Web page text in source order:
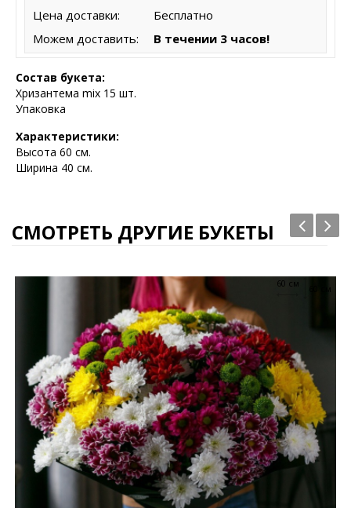
Цена доставки:
Бесплатно
Можем доставить:
В течении 3 часов!
Состав букета:
Хризантема mix 15 шт.
Упаковка
Характеристики:
Высота 60 см.
Ширина 40 см.
СМОТРЕТЬ ДРУГИЕ БУКЕТЫ
60 см
60 см